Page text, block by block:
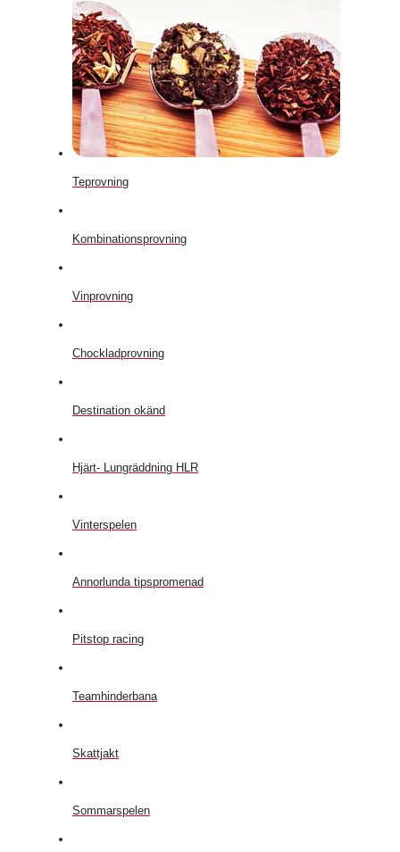
Teprovning
Kombinationsprovning
Vinprovning
Chockladprovning
Destination okänd
Hjärt- Lungräddning HLR
Vinterspelen
Annorlunda tipspromenad
Pitstop racing
Teamhinderbana
Skattjakt
Sommarspelen